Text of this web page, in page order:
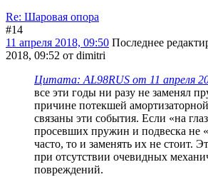
Re: Шаровая опора
#14
11 апреля 2018, 09:50 Последнее
2018, 09:52 от dimitri
Цитата: AL98RUS от 11 апреля
все эти годы ни разу не заменял
причине потекшей
связаны эти события. Если «на
просевших пружин и подвеска не
часто, то и заменять их не стоит.
при отсутствии очевидных
повреждений.